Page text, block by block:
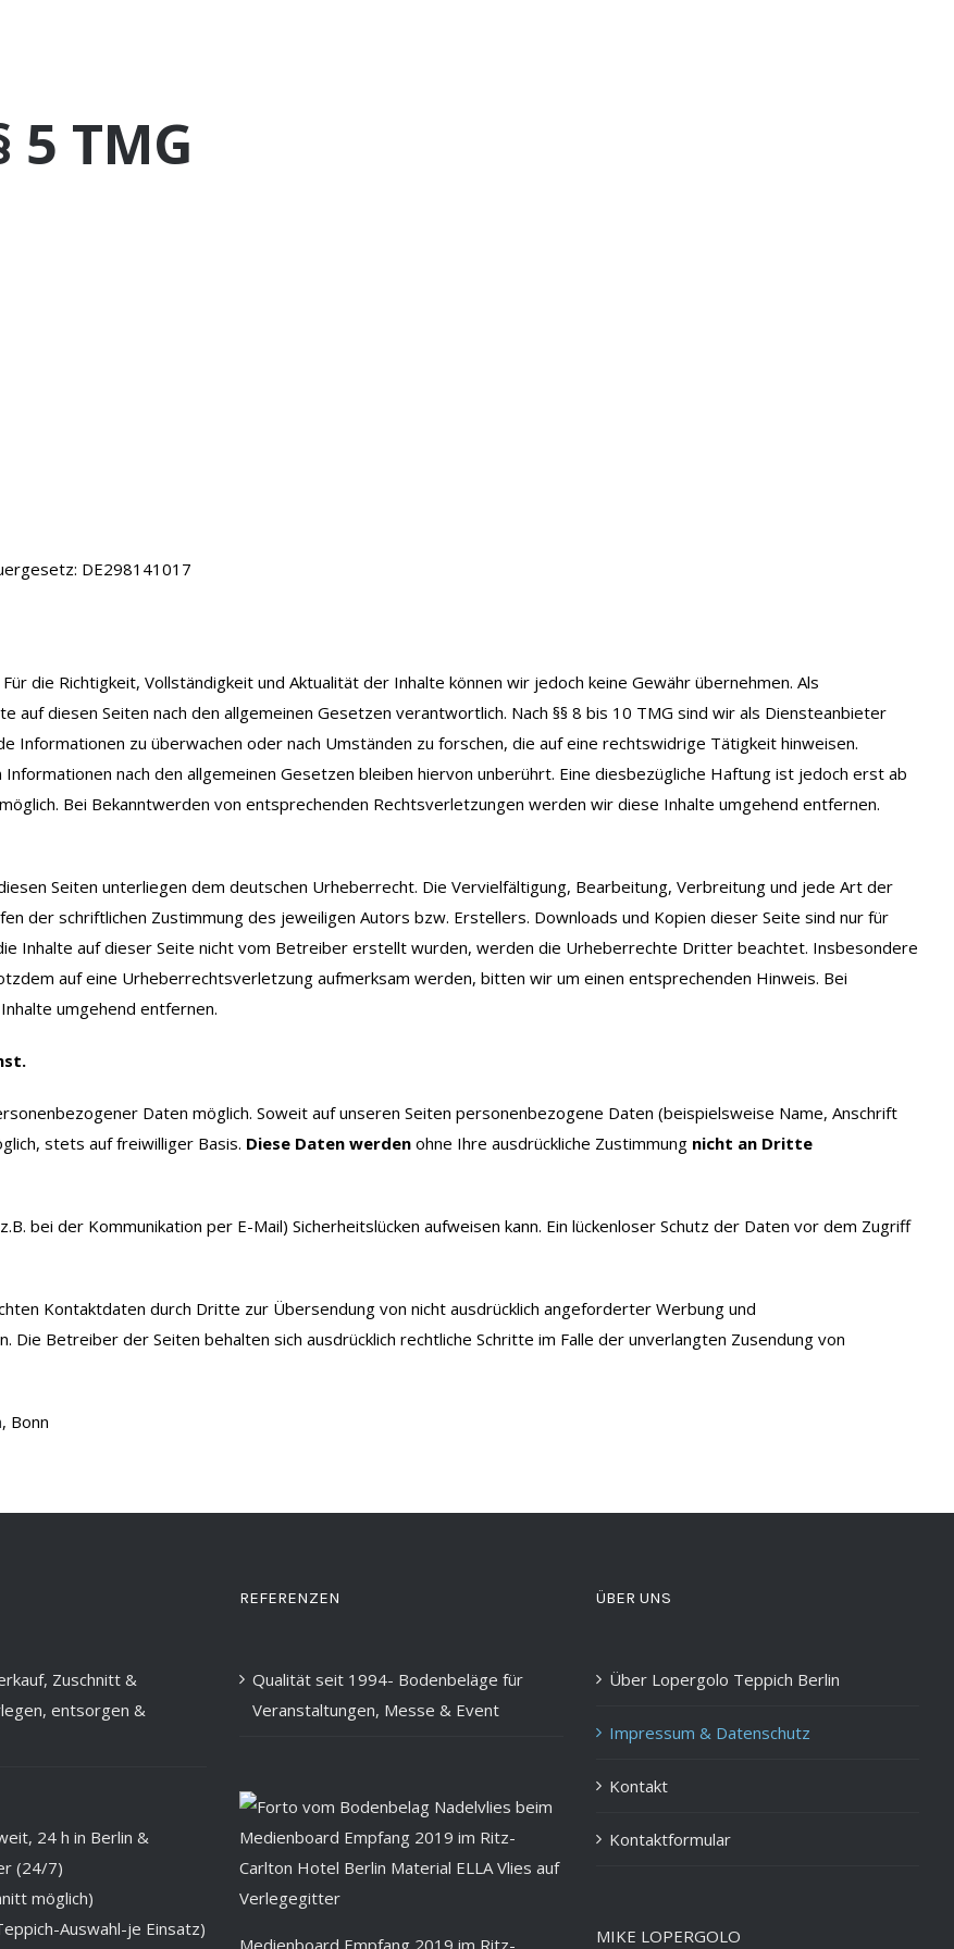
TMG
DE298141017
die Richtigkeit, Vollständigkeit und Aktualität der Inhalte können wir jedoch keine Gewähr übernehmen. Als
auf diesen Seiten nach den allgemeinen Gesetzen verantwortlich. Nach §§ 8 bis 10 TMG sind wir als Diensteanbieter
zu überwachen oder nach Umständen zu forschen, die auf eine rechtswidrige Tätigkeit hinweisen.
nach den allgemeinen Gesetzen bleiben hiervon unberührt. Eine diesbezügliche Haftung ist jedoch erst ab
Bei Bekanntwerden von entsprechenden Rechtsverletzungen werden wir diese Inhalte umgehend entfernen.
Seiten unterliegen dem deutschen Urheberrecht. Die Vervielfältigung, Bearbeitung, Verbreitung und jede Art der
der schriftlichen Zustimmung des jeweiligen Autors bzw. Erstellers. Downloads und Kopien dieser Seite sind nur für
Inhalte auf dieser Seite nicht vom Betreiber erstellt wurden, werden die Urheberrechte Dritter beachtet. Insbesondere
auf eine Urheberrechtsverletzung aufmerksam werden, bitten wir um einen entsprechenden Hinweis. Bei
umgehend entfernen.
Daten möglich. Soweit auf unseren Seiten personenbezogene Daten (beispielsweise Name, Anschrift
stets auf freiwilliger Basis. Diese Daten werden ohne Ihre ausdrückliche Zustimmung nicht an Dritte
bei der Kommunikation per E-Mail) Sicherheitslücken aufweisen kann. Ein lückenloser Schutz der Daten vor dem Zugriff
Kontaktdaten durch Dritte zur Übersendung von nicht ausdrücklich angeforderter Werbung und
Betreiber der Seiten behalten sich ausdrücklich rechtliche Schritte im Falle der unverlangten Zusendung von
, Bonn
Zuschnitt &
entsorgen &
24 h in Berlin &
(24/7)
möglich)
Auswahl-je Einsatz)
REFERENZEN
Qualität seit 1994- Bodenbeläge für
Veranstaltungen, Messe & Event
Medienboard Empfang 2019 im Ritz-
ÜBER UNS
Über Lopergolo Teppich Berlin
Impressum & Datenschutz
Kontakt
Kontaktformular
MIKE LOPERGOLO